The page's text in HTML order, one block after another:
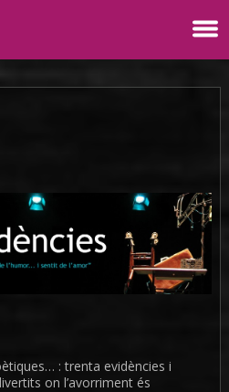
: trenta evidències i
on l’avorriment és